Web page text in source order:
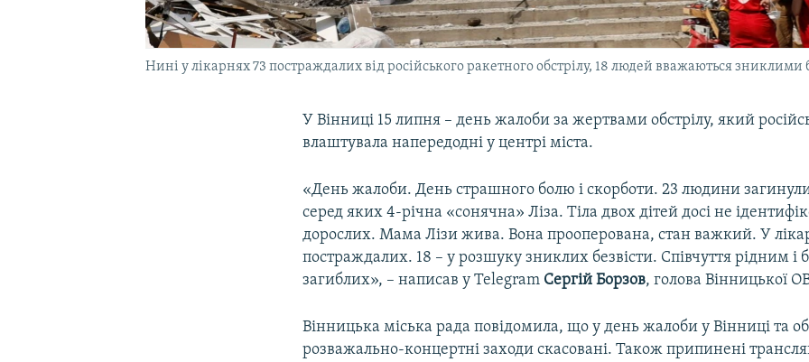
Нині у лікарнях 73 постраждалих від російського ракетного обстрілу, 18 людей вважаються зниклими
У Вінниці 15 липня – день жалоби за жертвами обстрілу, який
влаштувала напередодні у центрі міста.
«День жалоби. День страшного болю і скорботи. 23 людини
серед яких 4-річна «сонячна» Ліза. Тіла двох дітей досі не
дорослих. Мама Лізи жива. Вона прооперована, стан важкий. У
постраждалих. 18 – у розшуку зниклих безвісти. Співчуття рідним і
загиблих», – написав у Telegram Сергій Борзов, голова Вінницької
Вінницька міська рада повідомила, що у день жалоби у Вінниці та
розважально-концертні заходи скасовані. Також припинені